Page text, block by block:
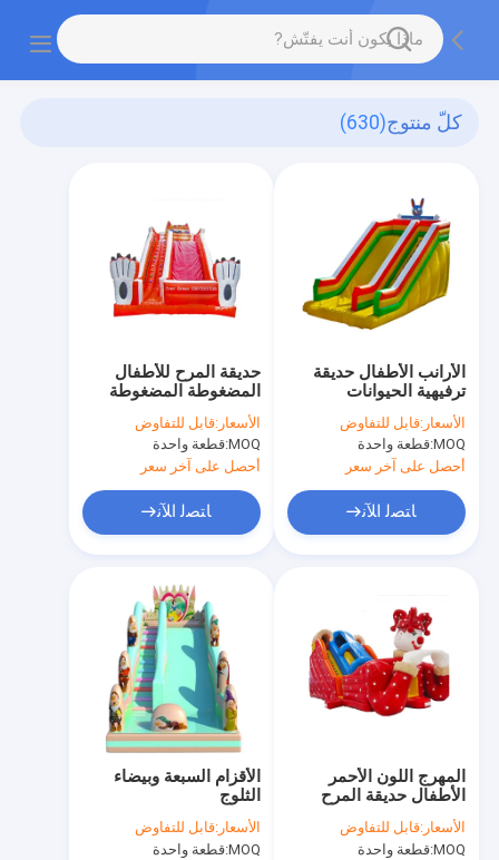
كلّ منتوج(630)
حديقة المرح للأطفال
المضغوطة المضغوطة
للقطط
الأسعار:قابل للتفاوض
MOQ: قطعة واحدة
أحصل على آخر سعر
ﺎﺘﺼﻟ ﺍﻶﻧ
الأرانب الأطفال حديقة
ترفيهية الحيوانات
المضخمة التزلج للإيجار
الأسعار:قابل للتفاوض
MOQ: قطعة واحدة
أحصل على آخر سعر
ﺎﺘﺼﻟ ﺍﻶﻧ
الأقزام السبعة وبيضاء
الثلوج
الأسعار:قابل للتفاوض
MOQ: قطعة واحدة
المهرج اللون الأحمر
الأطفال حديقة المرح
المضغوطة للإيجار
الأسعار:قابل للتفاوض
MOQ: قطعة واحدة